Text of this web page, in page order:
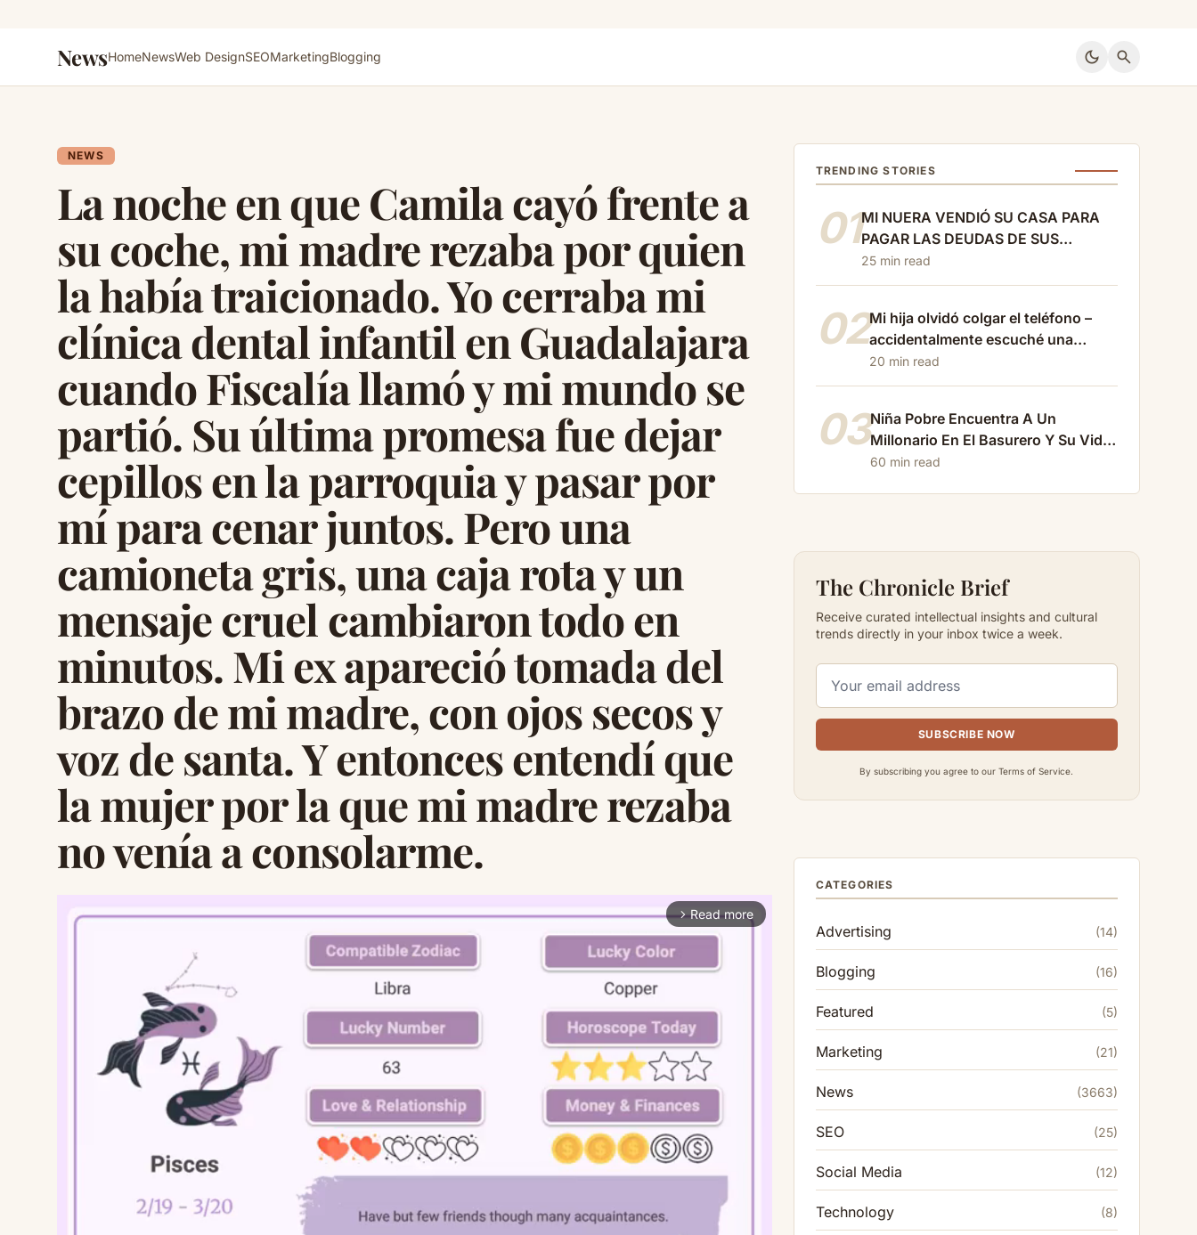
NewsHomeNewsWeb DesignSEOMarketingBlogging dark_mode search
NEWS
La noche en que Camila cayó frente a
su coche, mi madre rezaba por quien
la había traicionado. Yo cerraba mi
clínica dental infantil en Guadalajara
cuando Fiscalía llamó y mi mundo se
partió. Su última promesa fue dejar
cepillos en la parroquia y pasar por
mí para cenar juntos. Pero una
camioneta gris, una caja rota y un
mensaje cruel cambiaron todo en
minutos. Mi ex apareció tomada del
brazo de mi madre, con ojos secos y
voz de santa. Y entonces entendí que
la mujer por la que mi madre rezaba
no venía a consolarme.
arrow_forward_ios Read more
TRENDING STORIES
01MI NUERA VENDIÓ SU CASA PARA
PAGAR LAS DEUDAS DE SUS
PADRES… Y ME AVISÓ QUE AL DÍA
SIGUIENTE TODOS SE MUDARÍAN A
TAMBIÉN HE VENDIDO LA MÍA”
25 min read
02Mi hija olvidó colgar el teléfono –
accidentalmente escuché una
conversación cruel con…
20 min read
03Niña Pobre Encuentra A Un
Millonario En El Basurero Y Su Vida
Cambia Para Siempre…
60 min read
The Chronicle Brief
Receive curated intellectual insights and cultural
trends directly in your inbox twice a week.
SUBSCRIBE NOW
By subscribing you agree to our Terms of Service.
CATEGORIES
Advertising (14)
Blogging (16)
Featured (5)
Marketing (21)
News (3663)
SEO (25)
Social Media (12)
Technology (8)